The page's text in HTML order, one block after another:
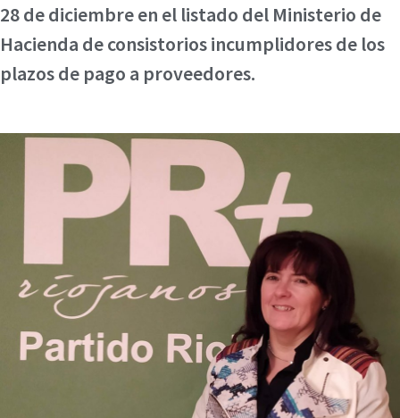
28 de diciembre en el listado del Ministerio de
Hacienda de consistorios incumplidores de los
plazos de pago a proveedores.